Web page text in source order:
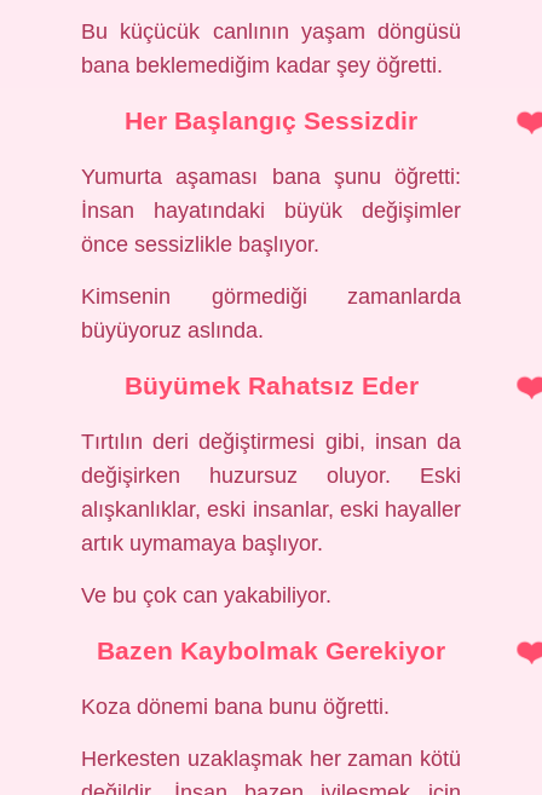
Bu küçücük canlının yaşam döngüsü
bana beklemediğim kadar şey öğretti.
Her Başlangıç Sessizdir
Yumurta aşaması bana şunu öğretti:
İnsan hayatındaki büyük değişimler
önce sessizlikle başlıyor.
Kimsenin görmediği zamanlarda
büyüyoruz aslında.
Büyümek Rahatsız Eder
Tırtılın deri değiştirmesi gibi, insan da
değişirken huzursuz oluyor. Eski
alışkanlıklar, eski insanlar, eski hayaller
artık uymamaya başlıyor.
Ve bu çok can yakabiliyor.
Bazen Kaybolmak Gerekiyor
Koza dönemi bana bunu öğretti.
Herkesten uzaklaşmak her zaman kötü